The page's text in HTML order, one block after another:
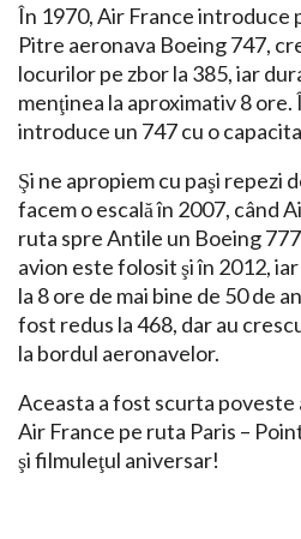
În 1970, Air France introduce
Pitre aeronava Boeing 747,
locurilor pe zbor la 385, iar
menţinea la aproximativ 8 ore.
introduce un 747 cu o
Şi ne apropiem cu paşi repezi
facem o escală în 2007, când
ruta spre Antile un Boeing
avion este folosit şi în 2012,
la 8 ore de mai bine de 50 de
fost redus la 468, dar au
la bordul aeronavelor.
Aceasta a fost scurta poveste
Air France pe ruta Paris –
şi filmuleţul aniversar!